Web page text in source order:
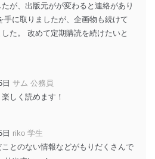
性及び安全性を確保するため
策をはじめとする安全対策を実
、滅失またはき損の防止及び是
扱うことのできる機器及び当該
を防止しています。
認証
れているユーザー制御機能（ユ
が、出版元がが変わると連絡があり
手に取りましたが、企画物も続けて
た。 改めて定期購読を続けたいと
日 サム 公務員
しく読めます！
日 riko 学生
とのない情報などがもりだくさんで